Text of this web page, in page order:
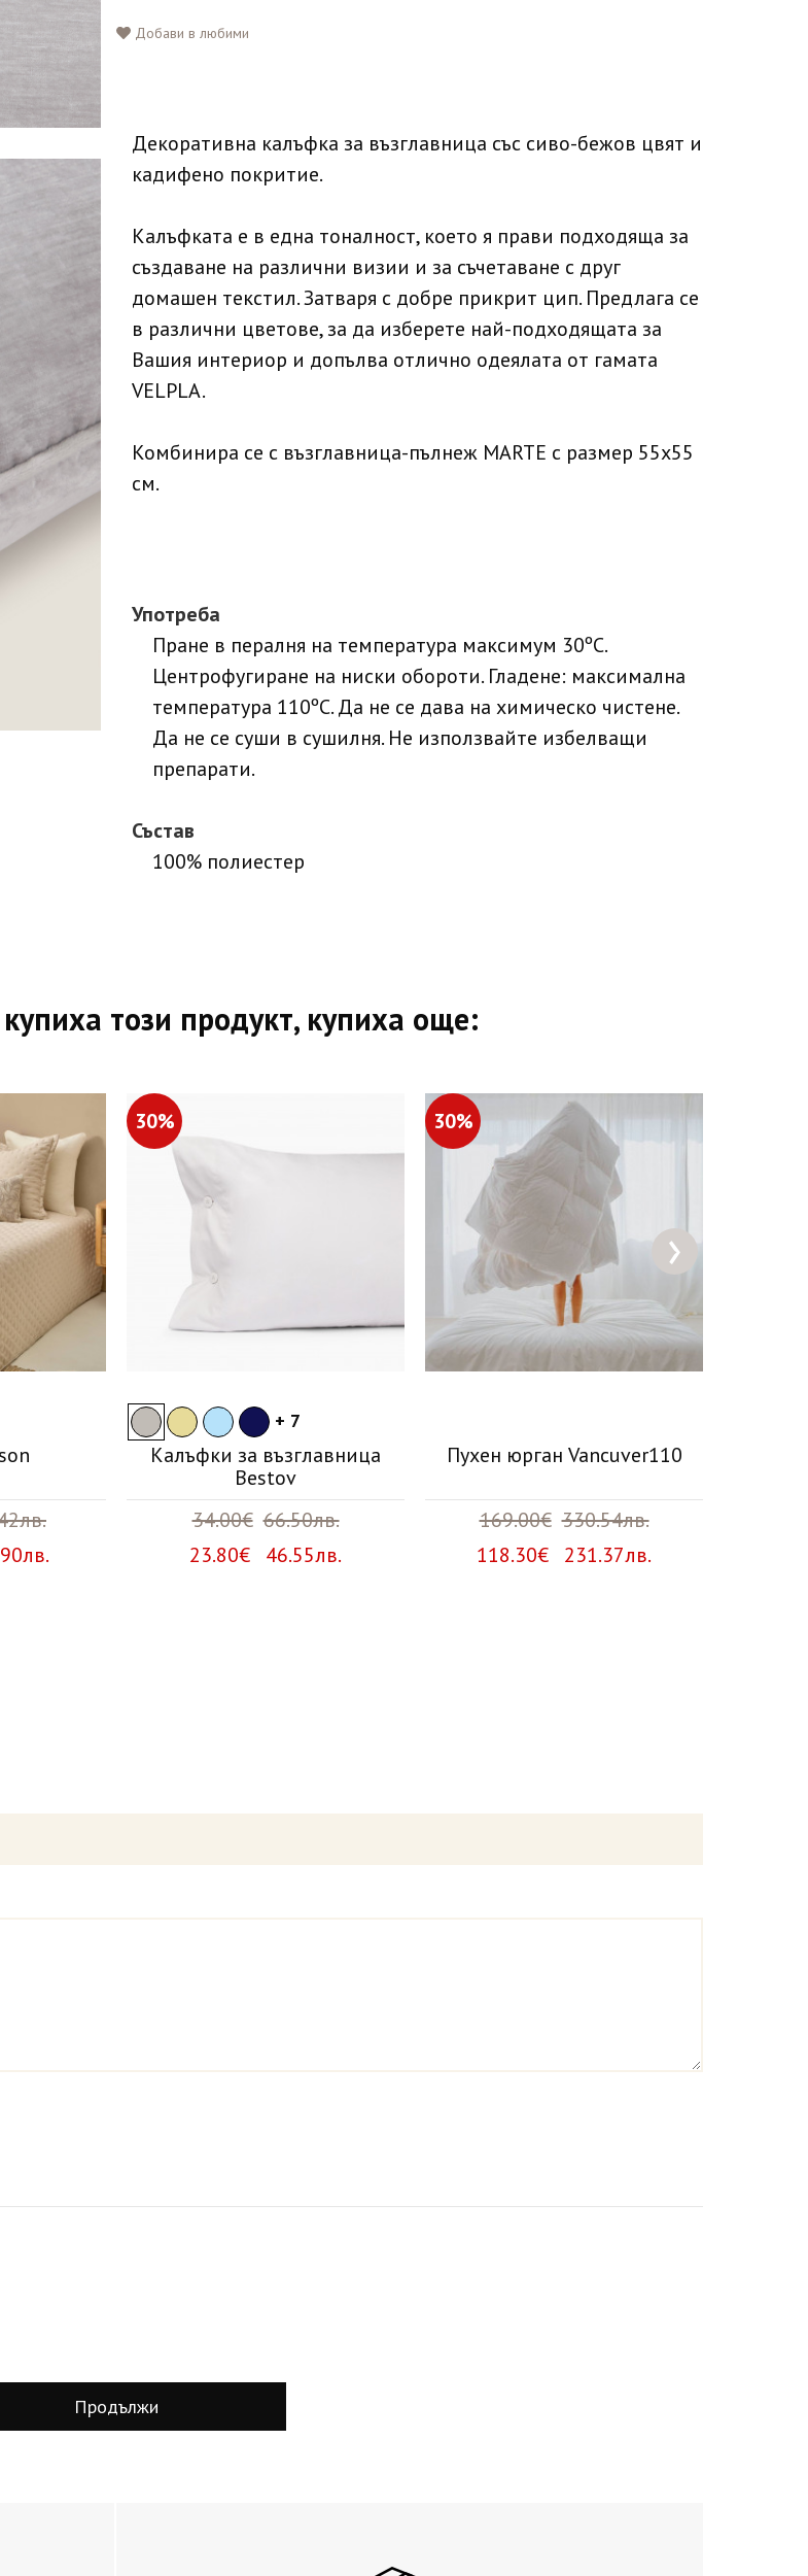
Добави в любими
Декоративна калъфка за възглавница със сиво-бежов цвят и
кадифено покритие.
Калъфката е в една тоналност, което я прави подходяща за
създаване на различни визии и за съчетаване с друг
домашен текстил. Затваря с добре прикрит цип. Предлага се
в различни цветове, за да изберете най-подходящата за
Вашия интериор и допълва отлично одеялата от гамата
VELPLA.
Комбинира се с възглавница-пълнеж MARTE с размер 55х55
см.
Употреба
Пране в пералня на температура максимум 30ºC.
Центрофугиране на ниски обороти. Гладене: максимална
температура 110ºC. Да не се дава на химическо чистене.
Да не се суши в сушилня. Не използвайте избелващи
препарати.
Състав
100% полиестер
този продукт, купиха още:
30%
+ 7
Калъфки за възглавница
Bestov
34.00€ 66.50лв.
23.80€ 46.55лв.
30%
Пухен юрган Vancuver110
169.00€ 330.54лв.
118.30€ 231.37лв.
›
Продължи